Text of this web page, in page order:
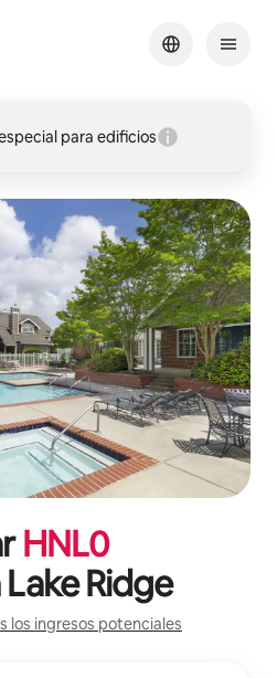
para edificios
HNL0
Ridge
los ingresos potenciales